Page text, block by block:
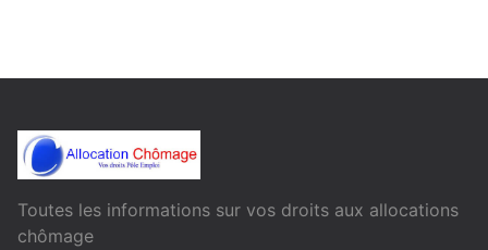
Toutes les informations sur vos droits aux allocations
chômage